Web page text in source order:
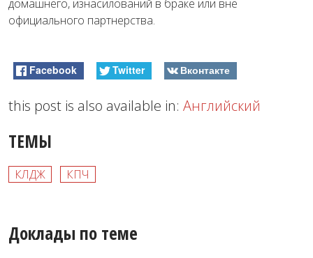
домашнего, изнасилований в браке или вне
официального партнерства.
Facebook Twitter Вконтакте
this post is also available in: Английский
ТЕМЫ
КЛДЖ КПЧ
Доклады по теме